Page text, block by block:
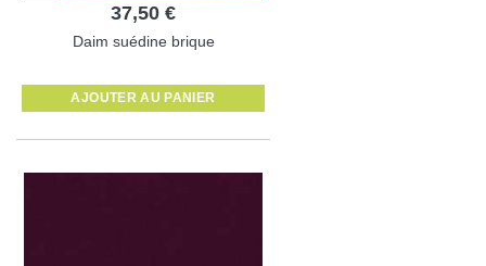
37,50 €
Daim suédine brique
AJOUTER AU PANIER